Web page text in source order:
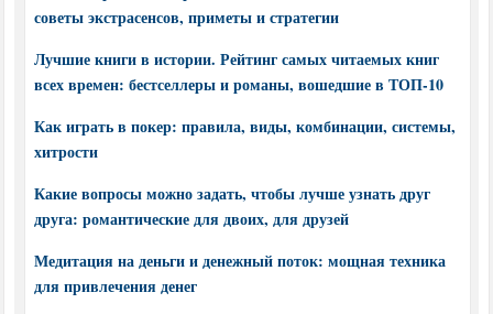
советы экстрасенсов, приметы и стратегии
Лучшие книги в истории. Рейтинг самых читаемых книг
всех времен: бестселлеры и романы, вошедшие в ТОП-10
Как играть в покер: правила, виды, комбинации, системы,
хитрости
Какие вопросы можно задать, чтобы лучше узнать друг
друга: романтические для двоих, для друзей
Медитация на деньги и денежный поток: мощная техника
для привлечения денег